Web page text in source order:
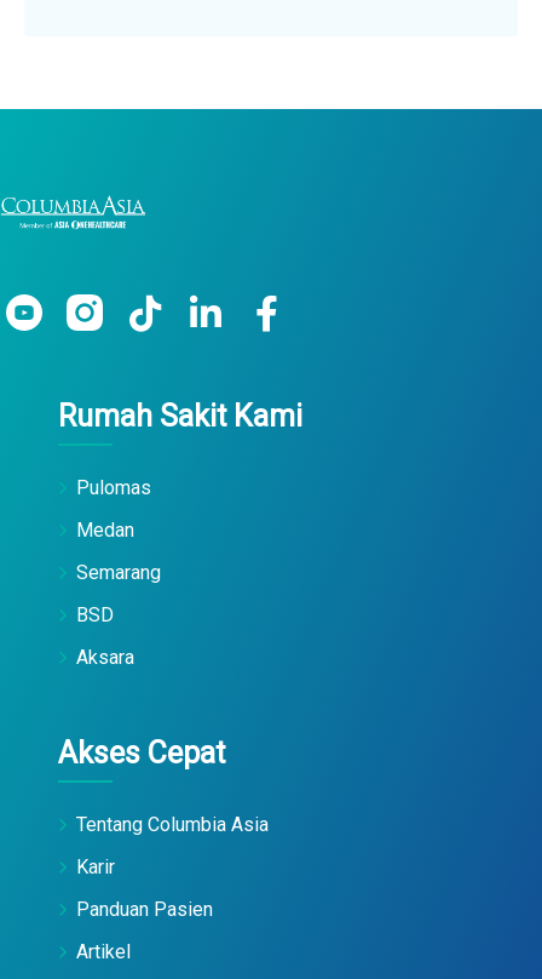
Rumah Sakit Kami
Pulomas
Medan
Semarang
BSD
Aksara
Akses Cepat
Tentang Columbia Asia
Karir
Panduan Pasien
Artikel